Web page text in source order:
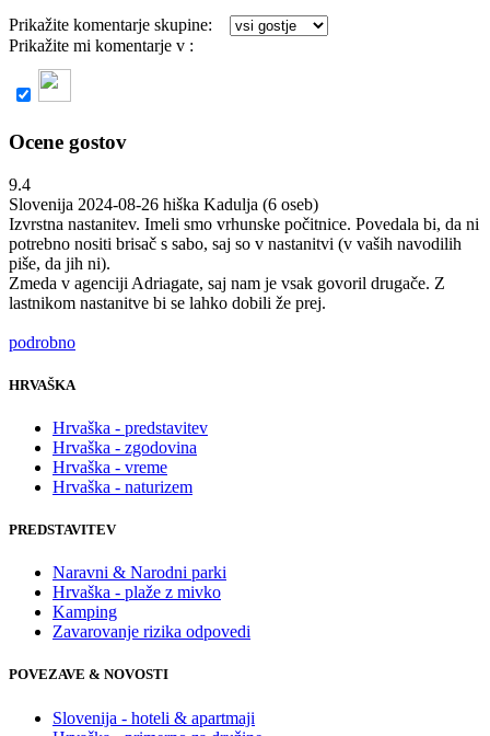
Prikažite komentarje skupine:
Prikažite mi komentarje v :
Ocene gostov
9.4
Slovenija 2024-08-26 hiška Kadulja (6 oseb)
Izvrstna nastanitev. Imeli smo vrhunske počitnice. Povedala bi, da ni
potrebno nositi brisač s sabo, saj so v nastanitvi (v vaših navodilih
piše, da jih ni).
Zmeda v agenciji Adriagate, saj nam je vsak govoril drugače. Z
lastnikom nastanitve bi se lahko dobili že prej.
podrobno
HRVAŠKA
Hrvaška - predstavitev
Hrvaška - zgodovina
Hrvaška - vreme
Hrvaška - naturizem
PREDSTAVITEV
Naravni & Narodni parki
Hrvaška - plaže z mivko
Kamping
Zavarovanje rizika odpovedi
POVEZAVE & NOVOSTI
Slovenija - hoteli & apartmaji